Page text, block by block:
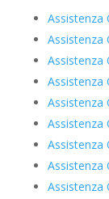
Assistenza
Assistenza
Assistenza
Assistenza
Assistenza
Assistenza
Assistenza
Assistenza
Assistenza